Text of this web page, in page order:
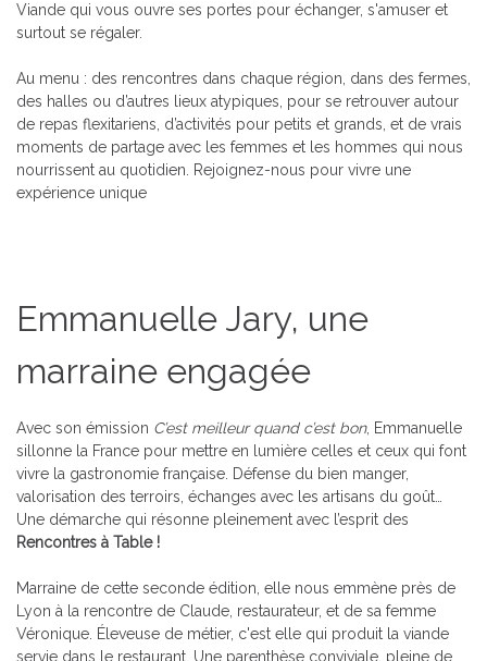
Viande qui vous ouvre ses portes pour échanger, s'amuser et
surtout se régaler.
Au menu : des rencontres dans chaque région, dans des fermes,
des halles ou d’autres lieux atypiques, pour se retrouver autour
de repas flexitariens, d’activités pour petits et grands, et de vrais
moments de partage avec les femmes et les hommes qui nous
nourrissent au quotidien.
Rejoignez-nous pour vivre une
expérience unique
Emmanuelle Jary, une
marraine engagée
Avec son émission C’est meilleur quand c’est bon, Emmanuelle
sillonne la France pour mettre en lumière celles et ceux qui font
vivre la gastronomie française. Défense du bien manger,
valorisation des terroirs, échanges avec les artisans du goût…
Une démarche qui résonne pleinement avec l’esprit des
Rencontres à Table !
Marraine de cette seconde édition, elle nous emmène près de
Lyon à la rencontre de Claude, restaurateur, et de sa femme
Véronique. Éleveuse de métier, c'est elle qui produit la viande
servie dans le restaurant. Une parenthèse conviviale, pleine de